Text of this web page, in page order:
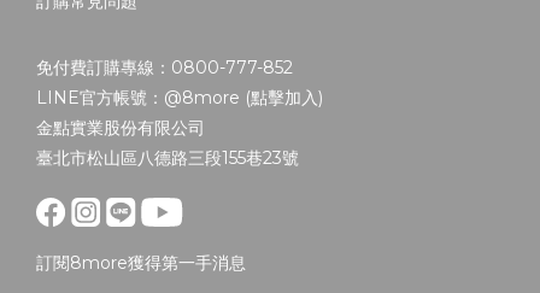
免付費訂購專線：0800-777-852
LINE官方帳號：@8more (點擊加入)
金點實業股份有限公司
臺北市松山區八德路三段155巷23號
訂閱8more獲得第一手消息